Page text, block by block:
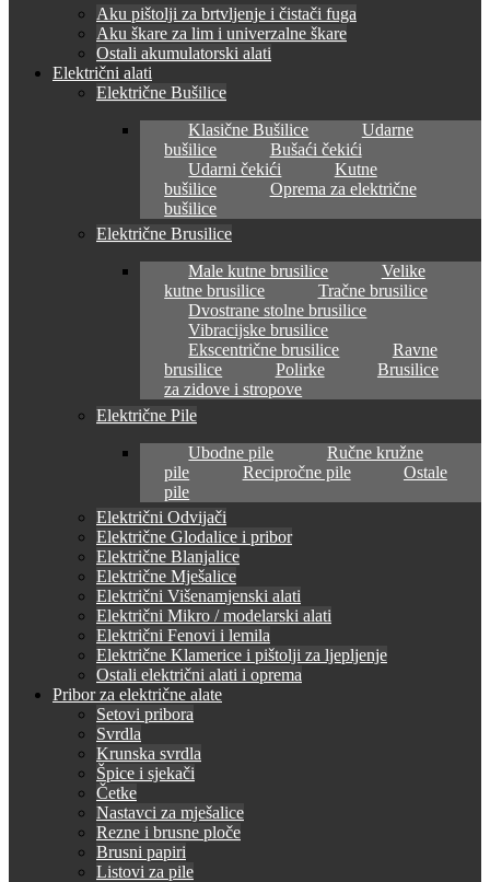
Aku pištolji za brtvljenje i čistači fuga
Aku škare za lim i univerzalne škare
Ostali akumulatorski alati
Električni alati
Električne Bušilice
Klasične Bušilice
Udarne
bušilice
Bušaći čekići
Udarni čekići
Kutne
bušilice
Oprema za električne
bušilice
Električne Brusilice
Male kutne brusilice
Velike
kutne brusilice
Tračne brusilice
Dvostrane stolne brusilice
Vibracijske brusilice
Ekscentrične brusilice
Ravne
brusilice
Polirke
Brusilice
za zidove i stropove
Električne Pile
Ubodne pile
Ručne kružne
pile
Recipročne pile
Ostale
pile
Električni Odvijači
Električne Glodalice i pribor
Električne Blanjalice
Električne Mješalice
Električni Višenamjenski alati
Električni Mikro / modelarski alati
Električni Fenovi i lemila
Električne Klamerice i pištolji za ljepljenje
Ostali električni alati i oprema
Pribor za električne alate
Setovi pribora
Svrdla
Krunska svrdla
Špice i sjekači
Četke
Nastavci za mješalice
Rezne i brusne ploče
Brusni papiri
Listovi za pile